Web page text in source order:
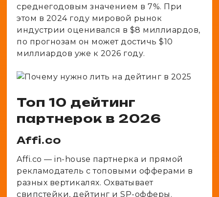
среднегодовым значением в 7%. При
этом в 2024 году мировой рынок
индустрии оценивался в $8 миллиардов,
по прогнозам он может достичь $10
миллиардов уже к 2026 году.
Топ 10 дейтинг
партнерок в 2026
Affi.co
Affi.co — in-house партнерка и прямой
рекламодатель с топовыми офферами в
разных вертикалях. Охватывает
свипстейки, дейтинг и SP-офферы.